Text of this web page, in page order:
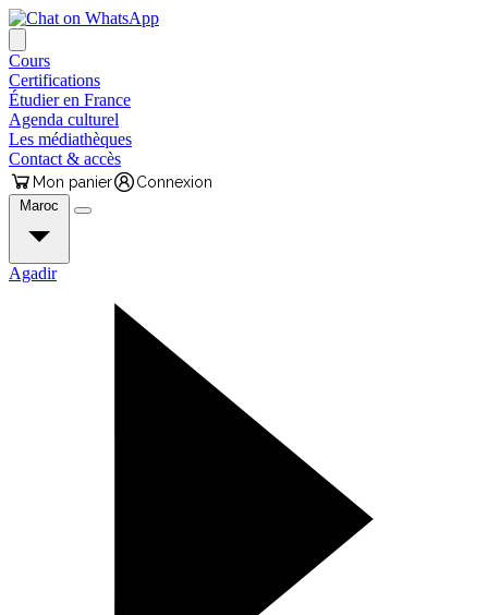
Cours
Certifications
Étudier en France
Agenda culturel
Les médiathèques
Contact & accès
Mon panier Connexion
Maroc
Agadir